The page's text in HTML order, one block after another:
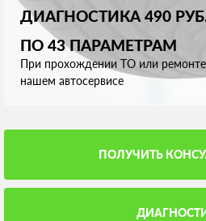
ДИАГНОСТИКА 490
ПО 43 ПАРАМЕТРАМ
При прохождении ТО или
нашем автосервисе
ПОЛУЧИТЬ